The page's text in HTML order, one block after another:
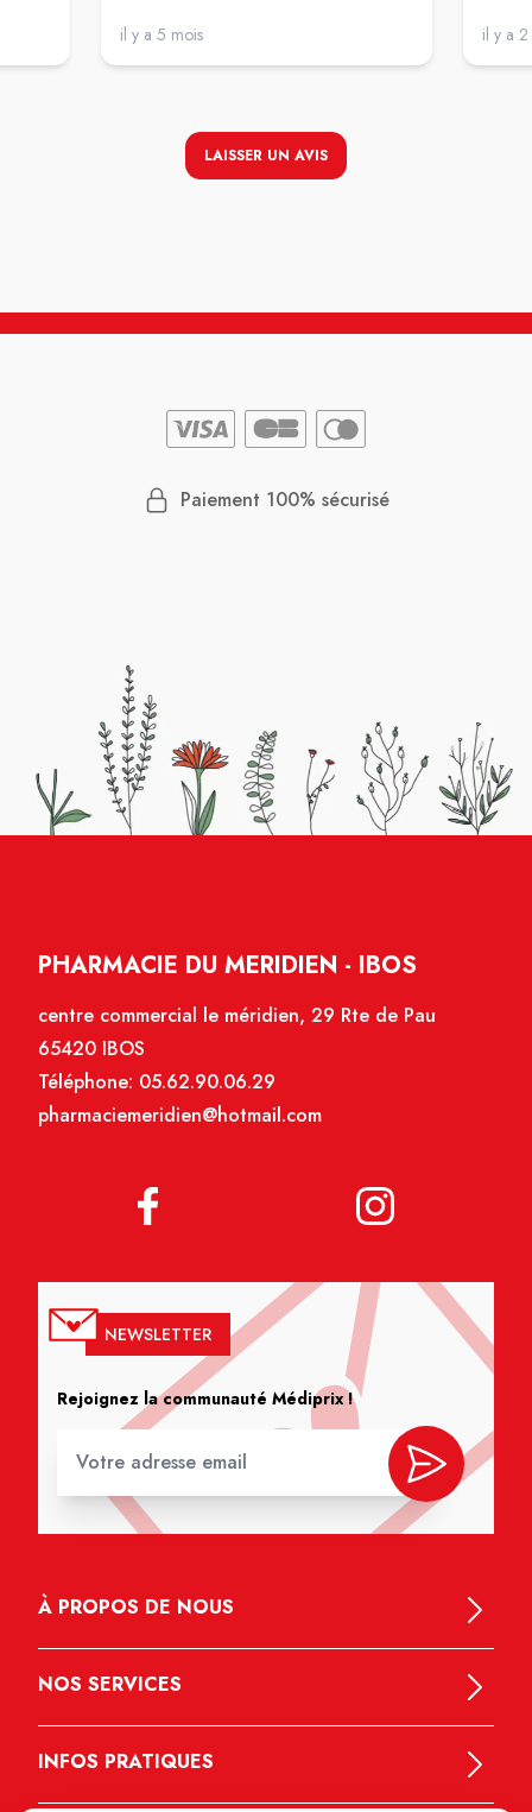
il y a 5 mois il y a
LAISSER UN AVIS
Paiement 100% sécurisé
PHARMACIE DU MERIDIEN - IBOS
centre commercial le méridien, 29 Rte de Pau
65420 IBOS
Téléphone: 05.62.90.06.29
pharmaciemeridien@hotmail.com
NEWSLETTER
Rejoignez la communauté Médiprix !
À PROPOS DE NOUS
NOS SERVICES
INFOS PRATIQUES